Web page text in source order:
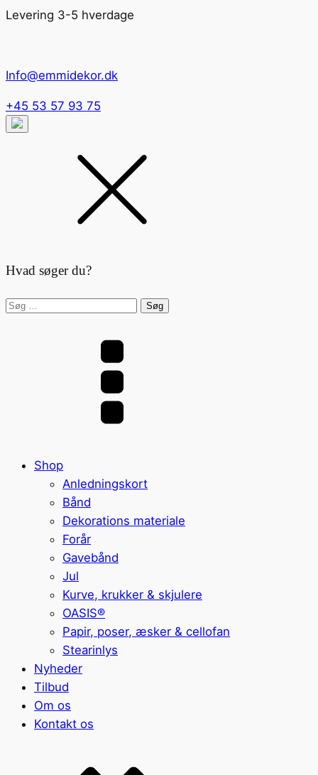
Levering 3-5 hverdage
Info@emmidekor.dk
+45 53 57 93 75
Hvad søger du?
Søg
Shop
Anledningskort
Bånd
Dekorations materiale
Forår
Gavebånd
Jul
Kurve, krukker & skjulere
OASIS®
Papir, poser, æsker & cellofan
Stearinlys
Nyheder
Tilbud
Om os
Kontakt os